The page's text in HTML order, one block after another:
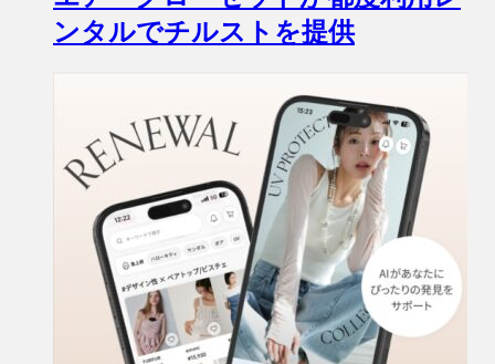
ンタルでチルストを提供